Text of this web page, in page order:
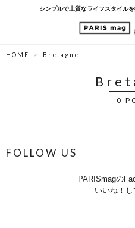
シンプルで上質なライフスタイル
HOME Bretagne
0
FOLLOW US
PARISmagの
いいね！